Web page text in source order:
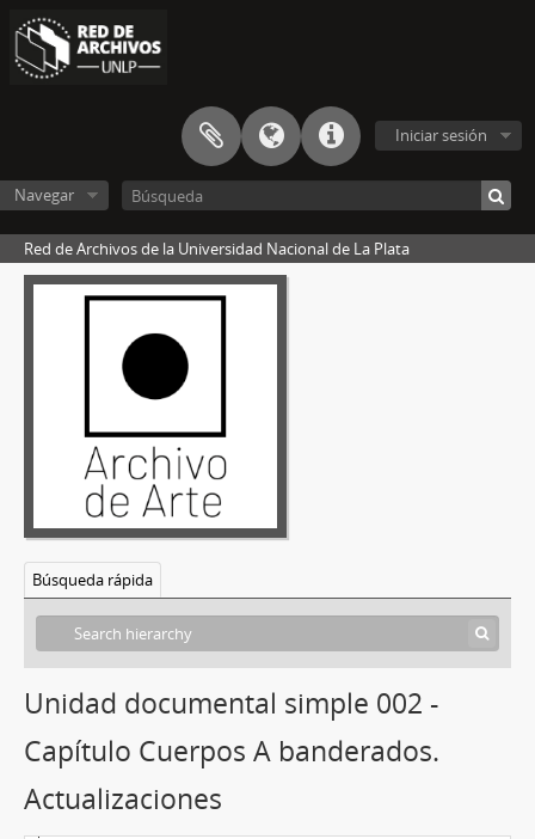
Iniciar sesión
Navegar
Red de Archivos de la Universidad Nacional de La Plata
Búsqueda rápida
Unidad documental simple 002 -
Capítulo Cuerpos A banderados.
Actualizaciones